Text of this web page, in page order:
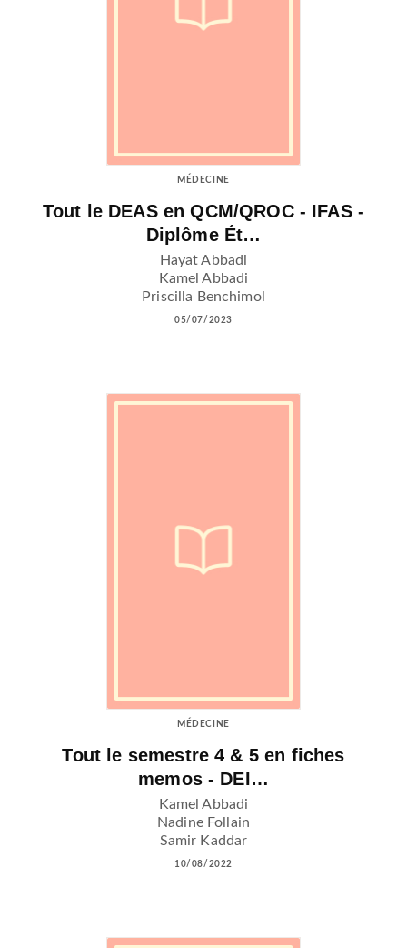
MÉDECINE
Tout le DEAS en QCM/QROC - IFAS -
Diplôme Ét…
Hayat Abbadi
Kamel Abbadi
Priscilla Benchimol
05/07/2023
MÉDECINE
Tout le semestre 4 & 5 en fiches
memos - DEI…
Kamel Abbadi
Nadine Follain
Samir Kaddar
10/08/2022